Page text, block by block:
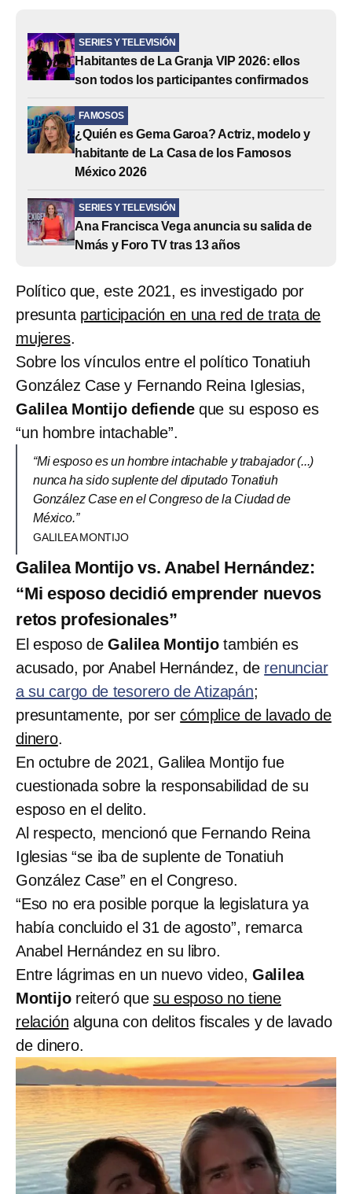
SERIES Y TELEVISIÓN
Habitantes de La Granja VIP 2026: ellos
son todos los participantes confirmados
FAMOSOS
¿Quién es Gema Garoa? Actriz, modelo y
habitante de La Casa de los Famosos
México 2026
SERIES Y TELEVISIÓN
Ana Francisca Vega anuncia su salida de
Nmás y Foro TV tras 13 años
Político que, este 2021, es investigado por
presunta participación en una red de trata de
mujeres.
Sobre los vínculos entre el político Tonatiuh
González Case y Fernando Reina Iglesias,
Galilea Montijo defiendeque su esposo es
“un hombre intachable”.
“Mi esposo es un hombre intachable y trabajador (...)
nunca ha sido suplente del diputado Tonatiuh
González Case en el Congreso de la Ciudad de
México.”
GALILEA MONTIJO
Galilea Montijo vs. Anabel Hernández:
“Mi esposo decidió emprender nuevos
retos profesionales”
El esposo deGalilea Montijotambién es
acusado, por Anabel Hernández, de renunciar
a su cargo de tesorero de Atizapán;
presuntamente, por sercómplice de lavado de
dinero.
En octubre de 2021, Galilea Montijo fue
cuestionada sobre la responsabilidad de su
esposo en el delito.
Al respecto, mencionó que Fernando Reina
Iglesias “se iba de suplente de Tonatiuh
González Case” en el Congreso.
“Eso no era posible porque la legislatura ya
había concluido el 31 de agosto”, remarca
Anabel Hernández en su libro.
Entre lágrimas en un nuevo video, Galilea
Montijoreiteró que su esposo no tiene
relación alguna con delitos fiscales y de lavado
de dinero.